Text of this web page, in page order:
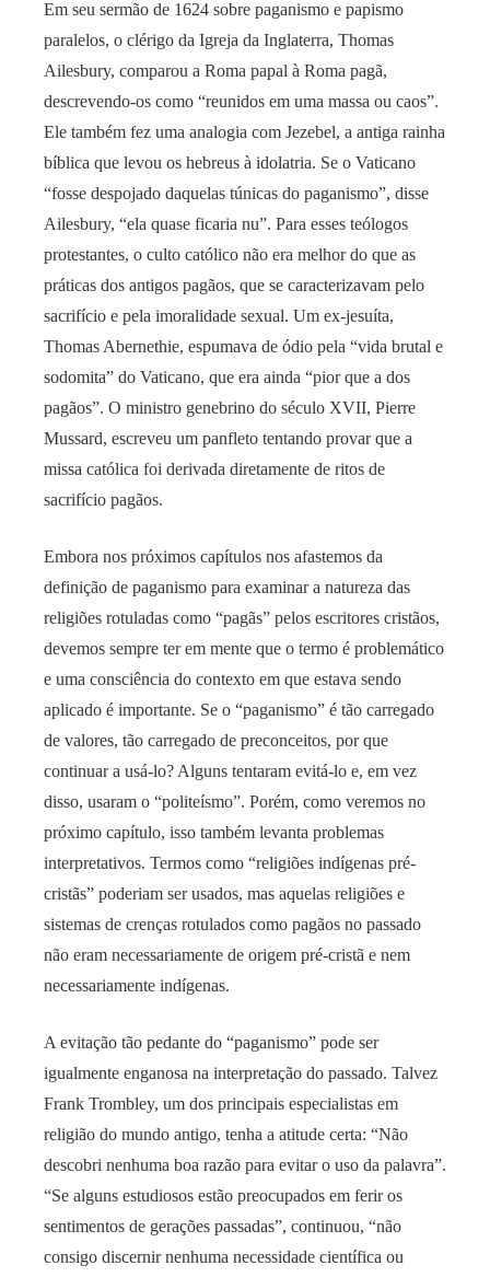
Em seu sermão de 1624 sobre paganismo e papismo
paralelos, o clérigo da Igreja da Inglaterra, Thomas
Ailesbury, comparou a Roma papal à Roma pagã,
descrevendo-os como “reunidos em uma massa ou caos”.
Ele também fez uma analogia com Jezebel, a antiga rainha
bíblica que levou os hebreus à idolatria. Se o Vaticano
“fosse despojado daquelas túnicas do paganismo”, disse
Ailesbury, “ela quase ficaria nu”. Para esses teólogos
protestantes, o culto católico não era melhor do que as
práticas dos antigos pagãos, que se caracterizavam pelo
sacrifício e pela imoralidade sexual. Um ex-jesuíta,
Thomas Abernethie, espumava de ódio pela “vida brutal e
sodomita” do Vaticano, que era ainda “pior que a dos
pagãos”. O ministro genebrino do século XVII, Pierre
Mussard, escreveu um panfleto tentando provar que a
missa católica foi derivada diretamente de ritos de
sacrifício pagãos.
Embora nos próximos capítulos nos afastemos da
definição de paganismo para examinar a natureza das
religiões rotuladas como “pagãs” pelos escritores cristãos,
devemos sempre ter em mente que o termo é problemático
e uma consciência do contexto em que estava sendo
aplicado é importante. Se o “paganismo” é tão carregado
de valores, tão carregado de preconceitos, por que
continuar a usá-lo? Alguns tentaram evitá-lo e, em vez
disso, usaram o “politeísmo”. Porém, como veremos no
próximo capítulo, isso também levanta problemas
interpretativos. Termos como “religiões indígenas pré-
cristãs” poderiam ser usados, mas aquelas religiões e
sistemas de crenças rotulados como pagãos no passado
não eram necessariamente de origem pré-cristã e nem
necessariamente indígenas.
A evitação tão pedante do “paganismo” pode ser
igualmente enganosa na interpretação do passado. Talvez
Frank Trombley, um dos principais especialistas em
religião do mundo antigo, tenha a atitude certa: “Não
descobri nenhuma boa razão para evitar o uso da palavra”.
“Se alguns estudiosos estão preocupados em ferir os
sentimentos de gerações passadas”, continuou, “não
consigo discernir nenhuma necessidade científica ou